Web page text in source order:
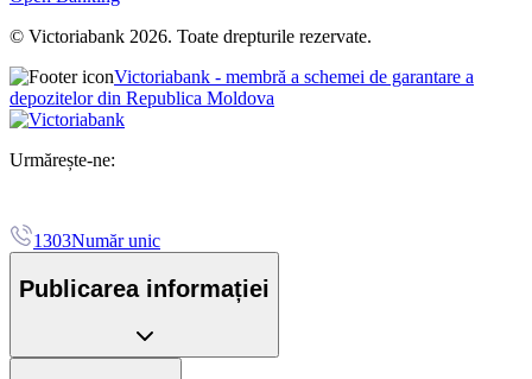
© Victoriabank 2026. Toate drepturile rezervate.
Victoriabank - membră a schemei de garantare a
depozitelor din Republica Moldova
Urmărește-ne:
1303Număr unic
Publicarea informației